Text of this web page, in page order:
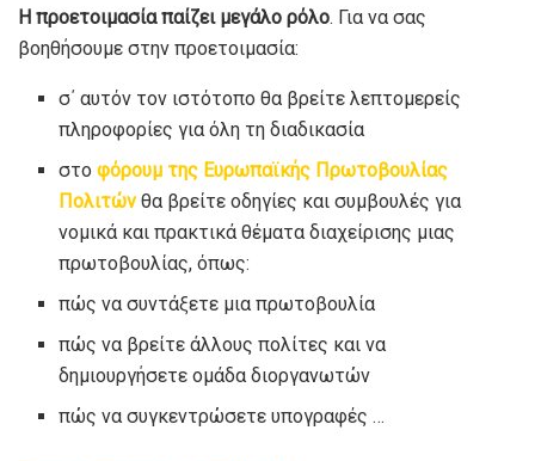
Η προετοιμασία παίζει μεγάλο ρόλο. Για να σας
βοηθήσουμε στην προετοιμασία:
σ΄ αυτόν τον ιστότοπο θα βρείτε λεπτομερείς
πληροφορίες για όλη τη διαδικασία
στοφόρουμ της Ευρωπαϊκής Πρωτοβουλίας
Πολιτών θα βρείτε οδηγίες και συμβουλές για
νομικά και πρακτικά θέματα διαχείρισης μιας
πρωτοβουλίας, όπως:
πώς να συντάξετε μια πρωτοβουλία
πώς να βρείτε άλλους πολίτες και να
δημιουργήσετε ομάδα διοργανωτών
πώς να συγκεντρώσετε υπογραφές …